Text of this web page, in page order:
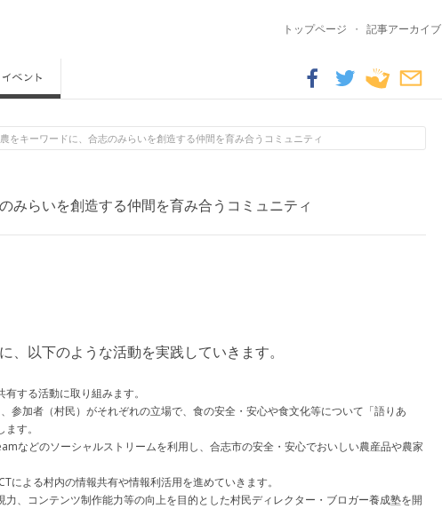
トップページ ・ 記事アーカイブ
をキーワードに、合志のみらいを創造する仲間を育み合うコミュニティ
みらいを創造する仲間を育み合うコミュニティ
、以下のような活動を実践していきます。
する活動に取り組みます。
加者（村民）がそれぞれの立場で、食の安全・安心や食文化等について「語りあ
す。
などのソーシャルストリームを利用し、合志市の安全・安心でおいしい農産品や農家
による村内の情報共有や情報利活用を進めていきます。
、コンテンツ制作能力等の向上を目的とした村民ディレクター・ブロガー養成塾を開